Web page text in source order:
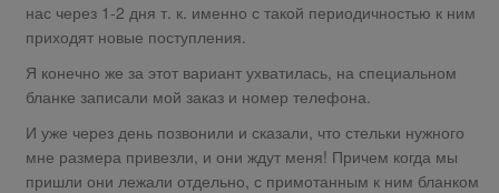
нас через 1-2 дня т. к. именно с такой периодичностью к ним
приходят новые поступления.
Я конечно же за этот вариант ухватилась, на специальном
бланке записали мой заказ и номер телефона.
И уже через день позвонили и сказали, что стельки нужного
мне размера привезли, и они ждут меня! Причем когда мы
пришли они лежали отдельно, с примотанным к ним бланком